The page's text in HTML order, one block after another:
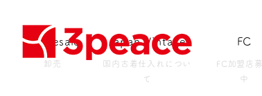
Wholesale
卸売
Japan Vintage
国内古着仕入れについ
て
FC
FC加盟店
中